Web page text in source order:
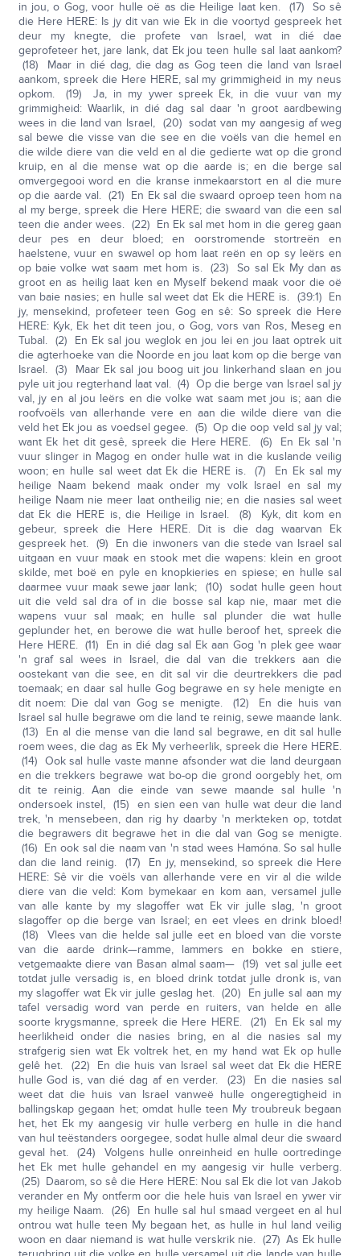
in jou, o Gog, voor hulle oë as die Heilige laat ken. (17) So sê
die Here HERE: Is jy dit van wie Ek in die voortyd gespreek het
deur my knegte, die profete van Israel, wat in dié dae
geprofeteer het, jare lank, dat Ek jou teen hulle sal laat aankom?
(18) Maar in dié dag, die dag as Gog teen die land van Israel
aankom, spreek die Here HERE, sal my grimmigheid in my neus
opkom. (19) Ja, in my ywer spreek Ek, in die vuur van my
grimmigheid: Waarlik, in dié dag sal daar 'n groot aardbewing
wees in die land van Israel, (20) sodat van my aangesig af weg
sal bewe die visse van die see en die voëls van die hemel en
die wilde diere van die veld en al die gedierte wat op die grond
kruip, en al die mense wat op die aarde is; en die berge sal
omvergegooi word en die kranse inmekaarstort en al die mure
op die aarde val. (21) En Ek sal die swaard oproep teen hom na
al my berge, spreek die Here HERE; die swaard van die een sal
teen die ander wees. (22) En Ek sal met hom in die gereg gaan
deur pes en deur bloed; en oorstromende stortreën en
haelstene, vuur en swawel op hom laat reën en op sy leërs en
op baie volke wat saam met hom is. (23) So sal Ek My dan as
groot en as heilig laat ken en Myself bekend maak voor die oë
van baie nasies; en hulle sal weet dat Ek die HERE is. (39:1) En
jy, mensekind, profeteer teen Gog en sê: So spreek die Here
HERE: Kyk, Ek het dit teen jou, o Gog, vors van Ros, Meseg en
Tubal. (2) En Ek sal jou weglok en jou lei en jou laat optrek uit
die agterhoeke van die Noorde en jou laat kom op die berge van
Israel. (3) Maar Ek sal jou boog uit jou linkerhand slaan en jou
pyle uit jou regterhand laat val. (4) Op die berge van Israel sal jy
val, jy en al jou leërs en die volke wat saam met jou is; aan die
roofvoëls van allerhande vere en aan die wilde diere van die
veld het Ek jou as voedsel gegee. (5) Op die oop veld sal jy val;
want Ek het dit gesê, spreek die Here HERE. (6) En Ek sal 'n
vuur slinger in Magog en onder hulle wat in die kuslande veilig
woon; en hulle sal weet dat Ek die HERE is. (7) En Ek sal my
heilige Naam bekend maak onder my volk Israel en sal my
heilige Naam nie meer laat ontheilig nie; en die nasies sal weet
dat Ek die HERE is, die Heilige in Israel. (8) Kyk, dit kom en
gebeur, spreek die Here HERE. Dit is die dag waarvan Ek
gespreek het. (9) En die inwoners van die stede van Israel sal
uitgaan en vuur maak en stook met die wapens: klein en groot
skilde, met boë en pyle en knopkieries en spiese; en hulle sal
daarmee vuur maak sewe jaar lank; (10) sodat hulle geen hout
uit die veld sal dra of in die bosse sal kap nie, maar met die
wapens vuur sal maak; en hulle sal plunder die wat hulle
geplunder het, en berowe die wat hulle beroof het, spreek die
Here HERE. (11) En in dié dag sal Ek aan Gog 'n plek gee waar
'n graf sal wees in Israel, die dal van die trekkers aan die
oostekant van die see, en dit sal vir die deurtrekkers die pad
toemaak; en daar sal hulle Gog begrawe en sy hele menigte en
dit noem: Die dal van Gog se menigte. (12) En die huis van
Israel sal hulle begrawe om die land te reinig, sewe maande lank.
(13) En al die mense van die land sal begrawe, en dit sal hulle
roem wees, die dag as Ek My verheerlik, spreek die Here HERE.
(14) Ook sal hulle vaste manne afsonder wat die land deurgaan
en die trekkers begrawe wat bo-op die grond oorgebly het, om
dit te reinig. Aan die einde van sewe maande sal hulle 'n
ondersoek instel, (15) en sien een van hulle wat deur die land
trek, 'n mensebeen, dan rig hy daarby 'n merkteken op, totdat
die begrawers dit begrawe het in die dal van Gog se menigte.
(16) En ook sal die naam van 'n stad wees Hamóna. So sal hulle
dan die land reinig. (17) En jy, mensekind, so spreek die Here
HERE: Sê vir die voëls van allerhande vere en vir al die wilde
diere van die veld: Kom bymekaar en kom aan, versamel julle
van alle kante by my slagoffer wat Ek vir julle slag, 'n groot
slagoffer op die berge van Israel; en eet vlees en drink bloed!
(18) Vlees van die helde sal julle eet en bloed van die vorste
van die aarde drink—ramme, lammers en bokke en stiere,
vetgemaakte diere van Basan almal saam— (19) vet sal julle eet
totdat julle versadig is, en bloed drink totdat julle dronk is, van
my slagoffer wat Ek vir julle geslag het. (20) En julle sal aan my
tafel versadig word van perde en ruiters, van helde en alle
soorte krygsmanne, spreek die Here HERE. (21) En Ek sal my
heerlikheid onder die nasies bring, en al die nasies sal my
strafgerig sien wat Ek voltrek het, en my hand wat Ek op hulle
gelê het. (22) En die huis van Israel sal weet dat Ek die HERE
hulle God is, van dié dag af en verder. (23) En die nasies sal
weet dat die huis van Israel vanweë hulle ongeregtigheid in
ballingskap gegaan het; omdat hulle teen My troubreuk begaan
het, het Ek my aangesig vir hulle verberg en hulle in die hand
van hul teëstanders oorgegee, sodat hulle almal deur die swaard
geval het. (24) Volgens hulle onreinheid en hulle oortredinge
het Ek met hulle gehandel en my aangesig vir hulle verberg.
(25) Daarom, so sê die Here HERE: Nou sal Ek die lot van Jakob
verander en My ontferm oor die hele huis van Israel en ywer vir
my heilige Naam. (26) En hulle sal hul smaad vergeet en al hul
ontrou wat hulle teen My begaan het, as hulle in hul land veilig
woon en daar niemand is wat hulle verskrik nie. (27) As Ek hulle